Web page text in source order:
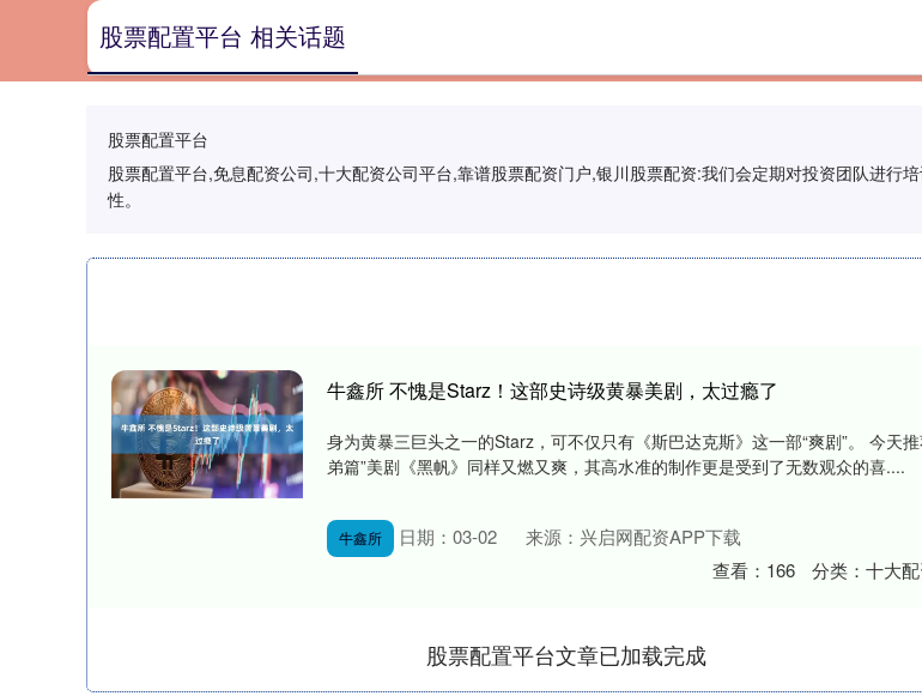
股票配置平台
股票配置平台,免息配资公司,十大配资公司平台,靠谱股票配资门户,银川股票配资:我们会定期对投资团队进行
性。
股票配置平台 相关话题
牛鑫所 不愧是Starz！这部史诗级黄暴美剧，太过瘾了
身为黄暴三巨头之一的Starz，可不仅只有《斯巴达克斯》这一部“爽剧”。 今天
弟篇”美剧《黑帆》同样又燃又爽，其高水准的制作更是受到了无数观众的喜....
牛鑫所 日期：03-02
来源：兴启网配资APP下载
查看： 166 分类： 十大
股票配置平台文章已加载完成